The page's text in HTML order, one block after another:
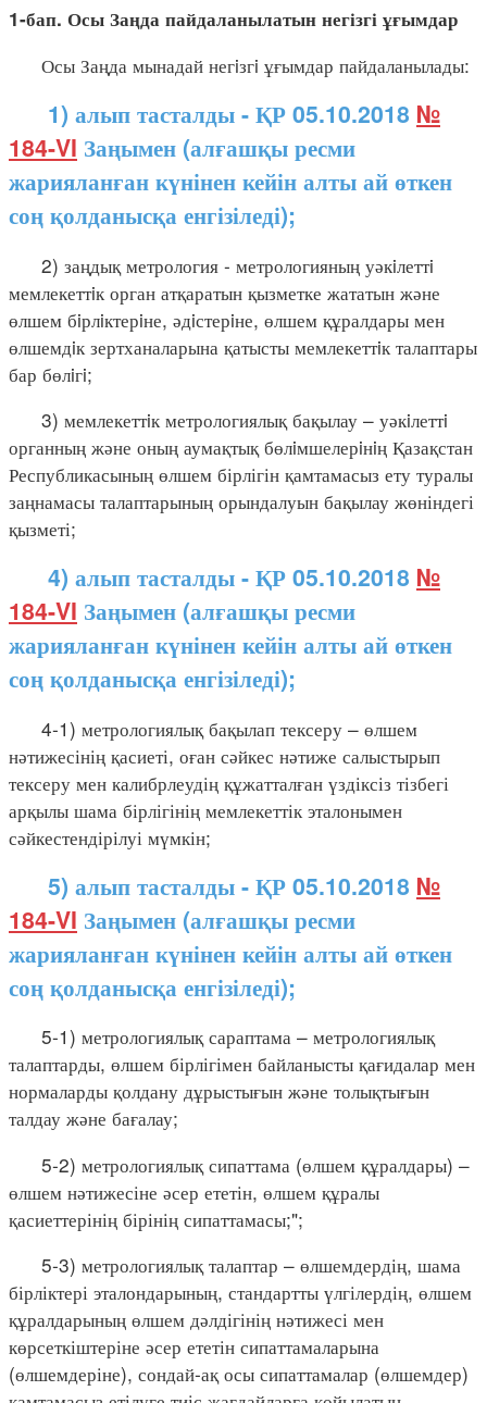
1-бап. Осы Заңда пайдаланылатын негізгі ұғымдар
Осы Заңда мынадай негiзгi ұғымдар пайдаланылады:
1) алып тасталды - ҚР 05.10.2018 №
184-VI Заңымен (алғашқы ресми
жарияланған күнінен кейін алты ай өткен
соң қолданысқа енгізіледі);
2) заңдық метрология - метрологияның уәкiлеттi
мемлекеттiк орган атқаратын қызметке жататын және
өлшем бiрлiктерiне, әдiстерiне, өлшем құралдары мен
өлшемдiк зертханаларына қатысты мемлекеттiк талаптары
бар бөлiгi;
3) мемлекеттiк метрологиялық бақылау – уәкiлеттi
органның және оның аумақтық бөлiмшелерiнiң Қазақстан
Республикасының өлшем бірлігін қамтамасыз ету туралы
заңнамасы талаптарының орындалуын бақылау жөніндегі
қызметі;
4) алып тасталды - ҚР 05.10.2018 №
184-VI Заңымен (алғашқы ресми
жарияланған күнінен кейін алты ай өткен
соң қолданысқа енгізіледі);
4-1) метрологиялық бақылап тексеру – өлшем
нәтижесінің қасиеті, оған сәйкес нәтиже салыстырып
тексеру мен калибрлеудің құжатталған үздіксіз тізбегі
арқылы шама бірлігінің мемлекеттік эталонымен
сәйкестендірілуі мүмкін;
5) алып тасталды - ҚР 05.10.2018 №
184-VI Заңымен (алғашқы ресми
жарияланған күнінен кейін алты ай өткен
соң қолданысқа енгізіледі);
5-1) метрологиялық сараптама – метрологиялық
талаптарды, өлшем бірлігімен байланысты қағидалар мен
нормаларды қолдану дұрыстығын және толықтығын
талдау және бағалау;
5-2) метрологиялық сипаттама (өлшем құралдары) –
өлшем нәтижесіне әсер ететін, өлшем құралы
қасиеттерінің бірінің сипаттамасы;";
5-3) метрологиялық талаптар – өлшемдердің, шама
бірліктері эталондарының, стандартты үлгілердің, өлшем
құралдарының өлшем дәлдігінің нәтижесі мен
көрсеткіштеріне әсер ететін сипаттамаларына
(өлшемдеріне), сондай-ақ осы сипаттамалар (өлшемдер)